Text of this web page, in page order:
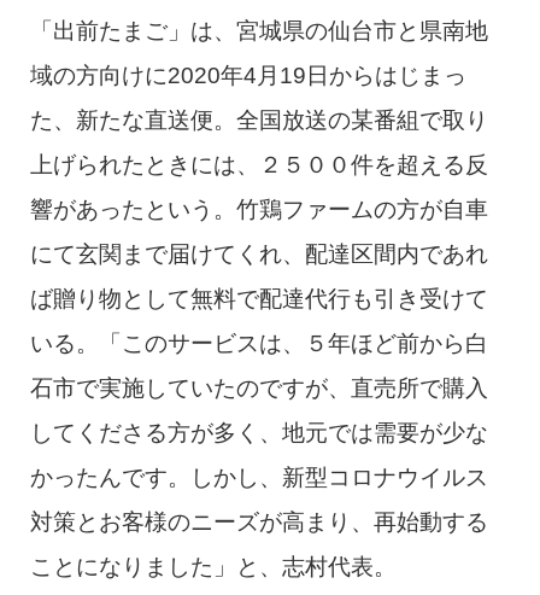
「出前たまご」は、宮城県の仙台市と県南地
域の方向けに2020年4月19日からはじまっ
た、新たな直送便。全国放送の某番組で取り
上げられたときには、２５００件を超える反
響があったという。竹鶏ファームの方が自車
にて玄関まで届けてくれ、配達区間内であれ
ば贈り物として無料で配達代行も引き受けて
いる。「このサービスは、５年ほど前から白
石市で実施していたのですが、直売所で購入
してくださる方が多く、地元では需要が少な
かったんです。しかし、新型コロナウイルス
対策とお客様のニーズが高まり、再始動する
ことになりました」と、志村代表。